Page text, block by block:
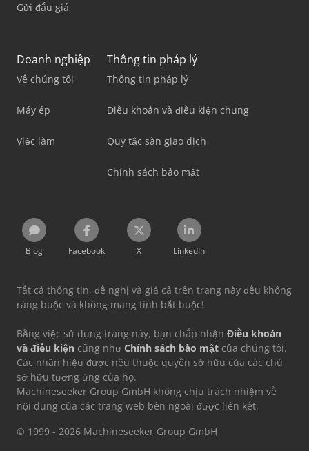
Gửi đấu giá
Doanh nghiệp
Về chúng tôi
Máy ép
Việc làm
Thông tin pháp lý
Thông tin pháp lý
Điều khoản và điều kiện chung
Quy tắc sàn giao dịch
Chính sách bảo mật
Blog Facebook X LinkedIn
Tất cả thông tin, đề nghị và giá cả trên trang này đều không
ràng buộc và không mang tính bắt buộc!
Bằng việc sử dụng trang này, bạn chấp nhận Điều khoản
và điều kiện cũng như Chính sách bảo mật của chúng tôi.
Các nhãn hiệu được nêu thuộc quyền sở hữu của các chủ
sở hữu tương ứng của họ.
Machineseeker Group GmbH không chịu trách nhiệm về
nội dung của các trang web bên ngoài được liên kết.
© 1999 - 2026 Machineseeker Group GmbH